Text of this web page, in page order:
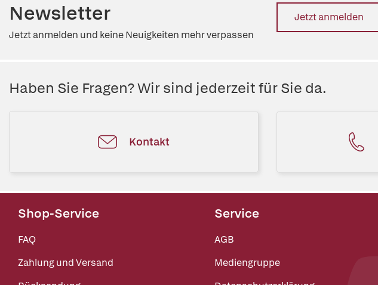
Newsletter
Jetzt anmelden und keine Neuigkeiten mehr verpassen
Jetzt anmelden
Haben Sie Fragen? Wir sind jederzeit für Sie da.
Kontakt
Shop-Service
FAQ
Zahlung und Versand
Service
AGB
Mediengruppe